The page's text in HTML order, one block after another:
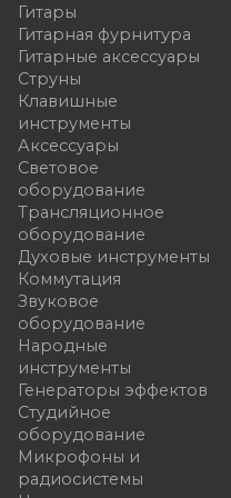
Гитары
Гитарная фурнитура
Гитарные аксессуары
Струны
Клавишные
инструменты
Аксессуары
Световое
оборудование
Трансляционное
оборудование
Духовые инструменты
Коммутация
Звуковое
оборудование
Народные
инструменты
Генераторы эффектов
Студийное
оборудование
Микрофоны и
радиосистемы